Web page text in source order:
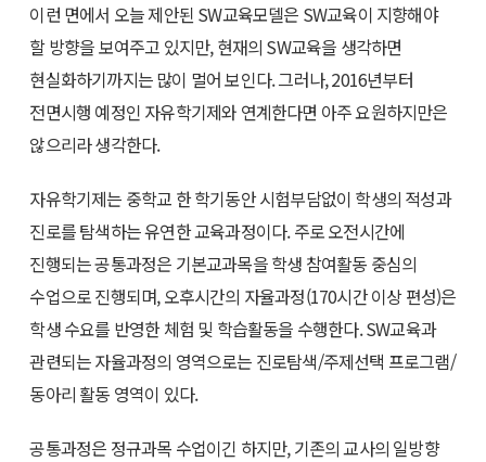
이런 면에서 오늘 제안된 SW교육모델은 SW교육이 지향해야
할 방향을 보여주고 있지만, 현재의 SW교육을 생각하면
현실화하기까지는 많이 멀어 보인다. 그러나, 2016년부터
전면시행 예정인 자유학기제와 연계한다면 아주 요원하지만은
않으리라 생각한다.
자유학기제는 중학교 한 학기동안 시험부담없이 학생의 적성과
진로를 탐색하는 유연한 교육과정이다. 주로 오전시간에
진행되는 공통과정은 기본교과목을 학생 참여활동 중심의
수업으로 진행되며, 오후시간의 자율과정(170시간 이상 편성)은
학생 수요를 반영한 체험 및 학습활동을 수행한다. SW교육과
관련되는 자율과정의 영역으로는 진로탐색/주제선택 프로그램/
동아리 활동 영역이 있다.
공통과정은 정규과목 수업이긴 하지만, 기존의 교사의 일방향